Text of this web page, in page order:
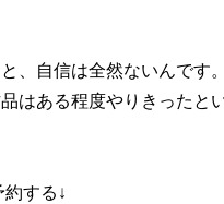
、自信は全然ないんです
はある程度やりきったと
する↓